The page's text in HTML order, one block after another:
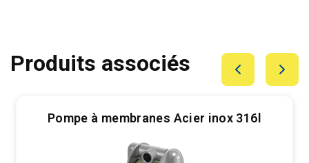
Produits associés
Pompe à membranes Acier inox 316l